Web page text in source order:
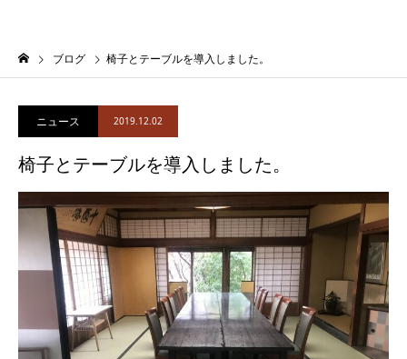
ブログ 椅子とテーブルを導入しました。
ニュース 2019.12.02
椅子とテーブルを導入しました。